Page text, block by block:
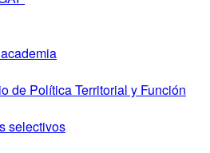
de Política Territorial y Función
selectivos